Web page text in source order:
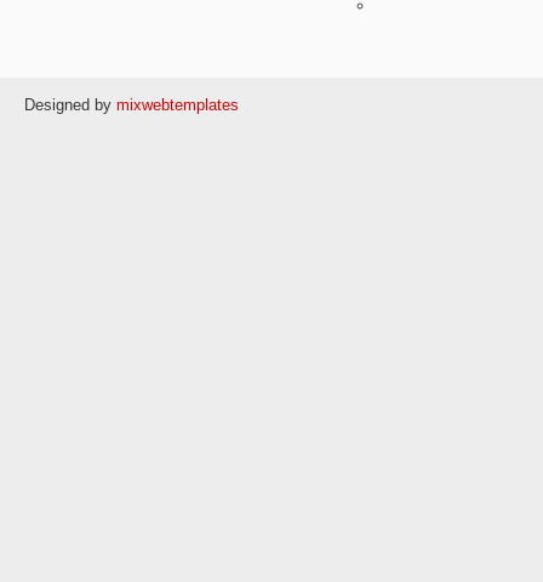
Designed by mixwebtemplates